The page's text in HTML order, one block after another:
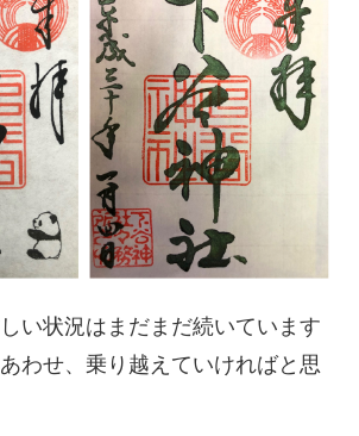
しい状況はまだまだ続いています
わせ、乗り越えていければと思